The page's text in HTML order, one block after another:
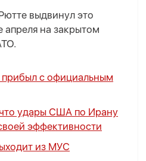
выдвинул это
на закрытом
с официальным
что удары США по Ирану
эффективности
из МУС